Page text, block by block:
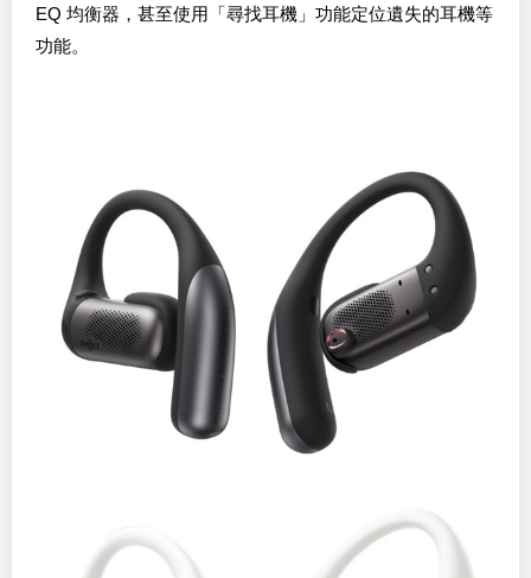
EQ 均衡器，甚至使用「尋找耳機」功能定位遺失的耳機等
功能。